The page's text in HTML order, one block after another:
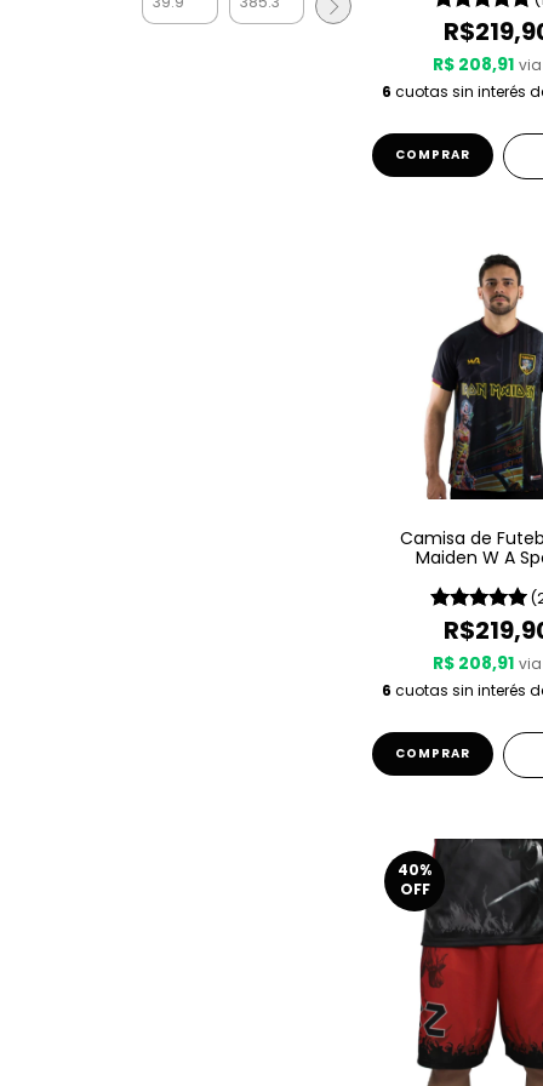
R$ 208,91 via
6 cuotas sin interés
COMPRAR
Camisa de
Maiden W A
R$ 208,91 via
6 cuotas sin interés
COMPRAR
40%
OFF